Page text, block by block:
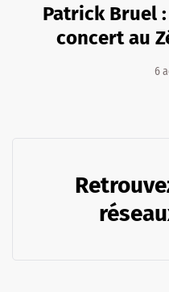
Patrick Bruel
concert au
6